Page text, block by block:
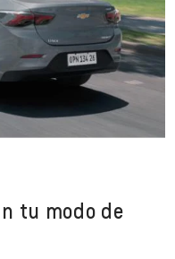
tu modo de